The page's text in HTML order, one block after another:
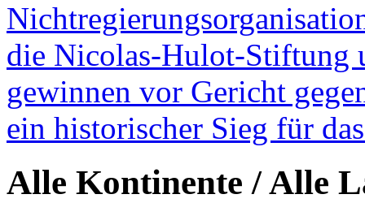
die Nicolas-Hulot-Stiftung
gewinnen vor Gericht
ein historischer Sieg für
Alle Kontinente / Alle